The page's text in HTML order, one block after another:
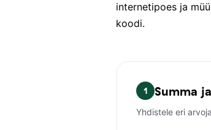
internetipoes ja
koodi.
1 Summa
Yhdistele eri